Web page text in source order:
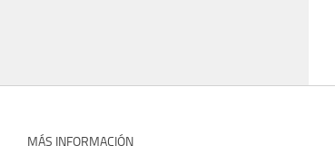
MÁS INFORMACIÓN